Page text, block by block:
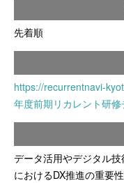
先着順
https://recurrentnavi-
年度前期リカレント研
データ活用やデジタル
におけるDX推進の重要